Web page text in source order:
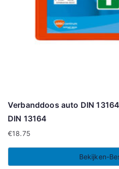
Verbanddoos auto DIN
DIN 13164
€18.75
Bekijken-